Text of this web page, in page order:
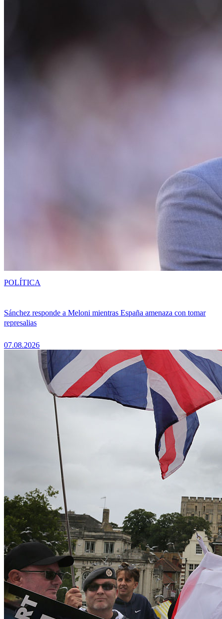
Sánchez responde a Meloni mientras España amenaza con tomar
represalias
07.08.2026
POLÍTICA